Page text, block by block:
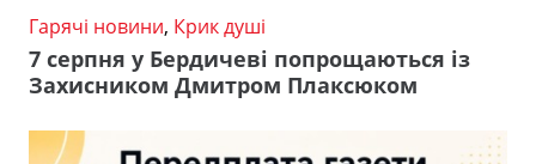
Гарячі новини, Крик душі
7 серпня у Бердичеві попрощаються із
Захисником Дмитром Плаксюком